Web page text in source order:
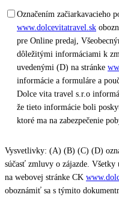
Označením začiarkavacieho
www.dolcevitatravel.sk
pre Online predaj,
dôležitými informáciami k
uvedenými (D) na stránke
informácie a formuláre a
Dolce vita travel s.r.o
že tieto informácie boli
ktoré ma na zabezpečenie
Vysvetlivky: (A) (B) (C) (D)
súčasť zmluvy o zájazde. Všetky
na webovej stránke CK
oboznámiť sa s týmito